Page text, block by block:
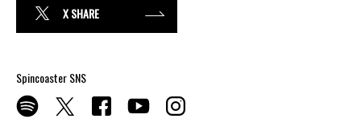
X SHARE
Spincoaster SNS